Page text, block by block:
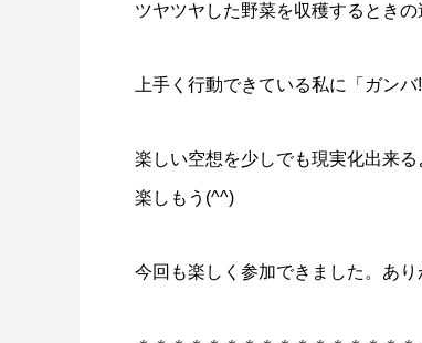
ツヤツヤした野菜を収穫するときの
上手く行動できている私に「ガンバ
楽しい空想を少しでも現実化出来
楽しもう(⁠^⁠^⁠)
今回も楽しく参加できました。あり